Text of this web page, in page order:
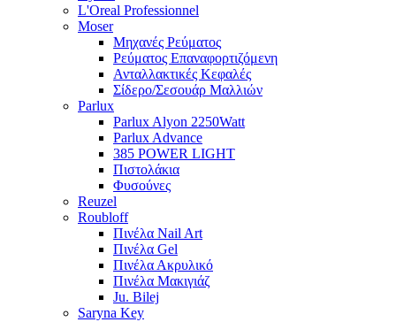
L'Oreal Professionnel
Moser
Μηχανές Ρεύματος
Ρεύματος Επαναφορτιζόμενη
Ανταλλακτικές Κεφαλές
Σίδερο/Σεσουάρ Μαλλιών
Parlux
Parlux Alyon 2250Watt
Parlux Advance
385 POWER LIGHT
Πιστολάκια
Φυσούνες
Reuzel
Roubloff
Πινέλα Nail Art
Πινέλα Gel
Πινέλα Ακρυλικό
Πινέλα Μακιγιάζ
Ju. Bilej
Saryna Key